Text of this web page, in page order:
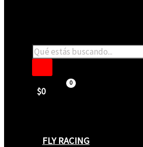
Búsqueda
de
$0
FLY RACING